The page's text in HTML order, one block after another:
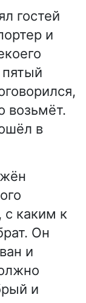
гостей
и
возьмёт.
в
каким к
Он
и
и